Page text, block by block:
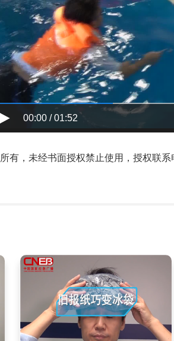
00:00 / 01:52
，未经书面授权禁止使用，授权联系